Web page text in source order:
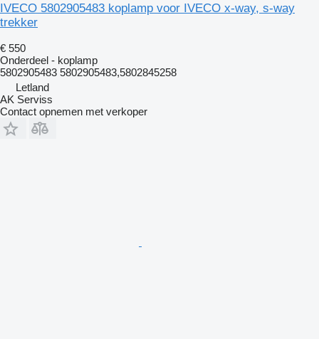
IVECO 5802905483 koplamp voor IVECO x-way, s-way
trekker
€ 550
Onderdeel - koplamp
5802905483 5802905483,5802845258
Letland
AK Serviss
Contact opnemen met verkoper